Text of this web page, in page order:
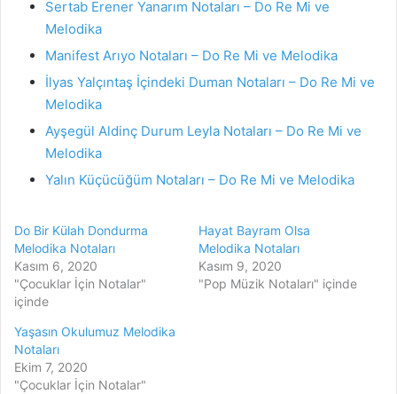
Sertab Erener Yanarım Notaları – Do Re Mi ve
Melodika
Manifest Arıyo Notaları – Do Re Mi ve Melodika
İlyas Yalçıntaş İçindeki Duman Notaları – Do Re Mi ve
Melodika
Ayşegül Aldinç Durum Leyla Notaları – Do Re Mi ve
Melodika
Yalın Küçücüğüm Notaları – Do Re Mi ve Melodika
Do Bir Külah Dondurma
Melodika Notaları
Kasım 6, 2020
"Çocuklar İçin Notalar"
içinde
Hayat Bayram Olsa
Melodika Notaları
Kasım 9, 2020
"Pop Müzik Notaları" içinde
Yaşasın Okulumuz Melodika
Notaları
Ekim 7, 2020
"Çocuklar İçin Notalar"